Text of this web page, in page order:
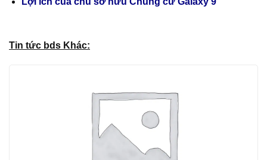
Tin tức bds Khác: